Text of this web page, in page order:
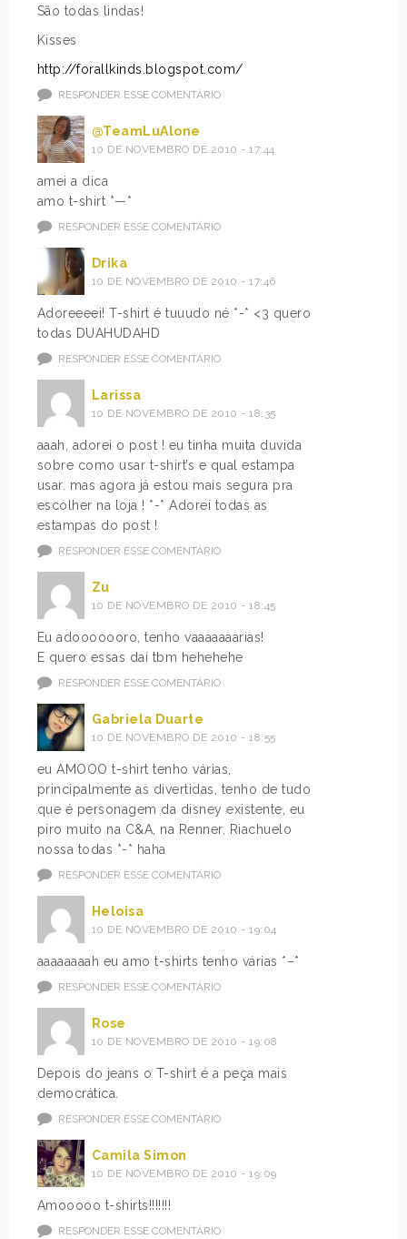
São todas lindas!
Kisses
http://forallkinds.blogspot.com/
RESPONDER ESSE COMENTÁRIO
@TeamLuAlone
10 DE NOVEMBRO DE 2010 - 17:44
amei a dica
amo t-shirt *—*
RESPONDER ESSE COMENTÁRIO
Drika
10 DE NOVEMBRO DE 2010 - 17:46
Adoreeeei! T-shirt é tuuudo né *-* <3 quero
todas DUAHUDAHD
RESPONDER ESSE COMENTÁRIO
Larissa
10 DE NOVEMBRO DE 2010 - 18:35
aaah, adorei o post ! eu tinha muita duvida
sobre como usar t-shirt’s e qual estampa
usar. mas agora já estou mais segura pra
escolher na loja ! *-* Adorei todas as
estampas do post !
RESPONDER ESSE COMENTÁRIO
Zu
10 DE NOVEMBRO DE 2010 - 18:45
Eu adooooooro, tenho vaaaaaaarias!
E quero essas daí tbm hehehehe
RESPONDER ESSE COMENTÁRIO
Gabriela Duarte
10 DE NOVEMBRO DE 2010 - 18:55
eu AMOOO t-shirt tenho várias,
principalmente as divertidas, tenho de tudo
que é personagem da disney existente, eu
piro muito na C&A, na Renner, Riachuelo
nossa todas *-* haha
RESPONDER ESSE COMENTÁRIO
Heloisa
10 DE NOVEMBRO DE 2010 - 19:04
aaaaaaaah eu amo t-shirts tenho várias *–*
RESPONDER ESSE COMENTÁRIO
Rose
10 DE NOVEMBRO DE 2010 - 19:08
Depois do jeans o T-shirt é a peça mais
democrática.
RESPONDER ESSE COMENTÁRIO
Camila Simon
10 DE NOVEMBRO DE 2010 - 19:09
Amooooo t-shirts!!!!!!!
RESPONDER ESSE COMENTÁRIO